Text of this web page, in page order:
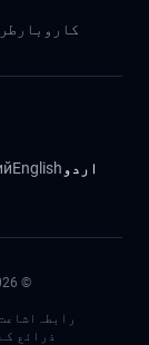
کاروبار
اردو English
©
رابطہ
ذرائع